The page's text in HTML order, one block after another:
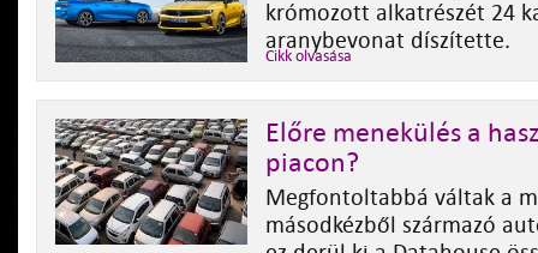
krómozott alkatrészét 24
aranybevonat díszítette.
Cikk olvasása
Előre menekülés a
piacon?
Megfontoltabbá váltak a
másodkézből származó